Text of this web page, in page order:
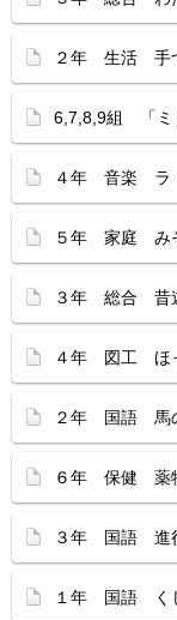
２年 生活 手
6,7,8,9組 「ミ
４年 音楽 ラ
５年 家庭 み
３年 総合 昔
４年 図工 ほ
２年 国語 馬
６年 保健 薬
３年 国語 進
１年 国語 く